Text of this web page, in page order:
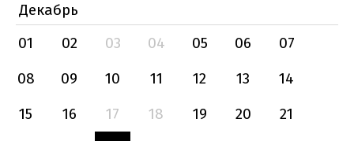
Декабрь
01
02 03 04 05 06
07
08
09 10 11 12 13
14
15
16 17 18 19 20
21